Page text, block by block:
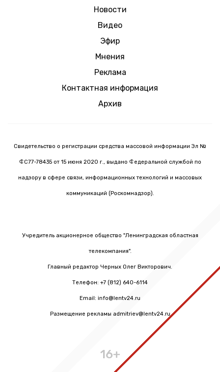
Новости
Видео
Эфир
Мнения
Реклама
Контактная информация
Архив
Свидетельство о регистрации средства массовой информации Эл №
ФС77-78435 от 15 июня 2020 г., выдано Федеральной службой по
надзору в сфере связи, информационных технологий и массовых
коммуникаций (Роскомнадзор).
Учредитель акционерное общество "Ленинградская областная
телекомпания".
Главный редактор Черных Олег Викторович.
Телефон: +7 (812) 640-6114
Email: info@lentv24.ru
Размещение рекламы admitriev@lentv24.ru
16+